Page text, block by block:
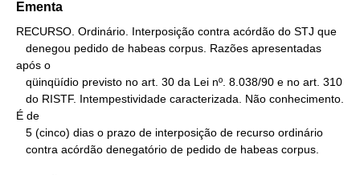
Ementa
RECURSO. Ordinário. Interposição contra acórdão do STJ que
após o
É de
   contra acórdão denegatório de pedido de habeas corpus.